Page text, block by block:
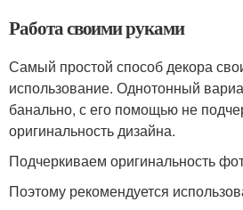
Работа своими руками
Самый простой способ декора
использование. Однотонный
банально, с его помощью не
оригинальность дизайна.
Подчеркиваем оригинальность
Поэтому рекомендуется